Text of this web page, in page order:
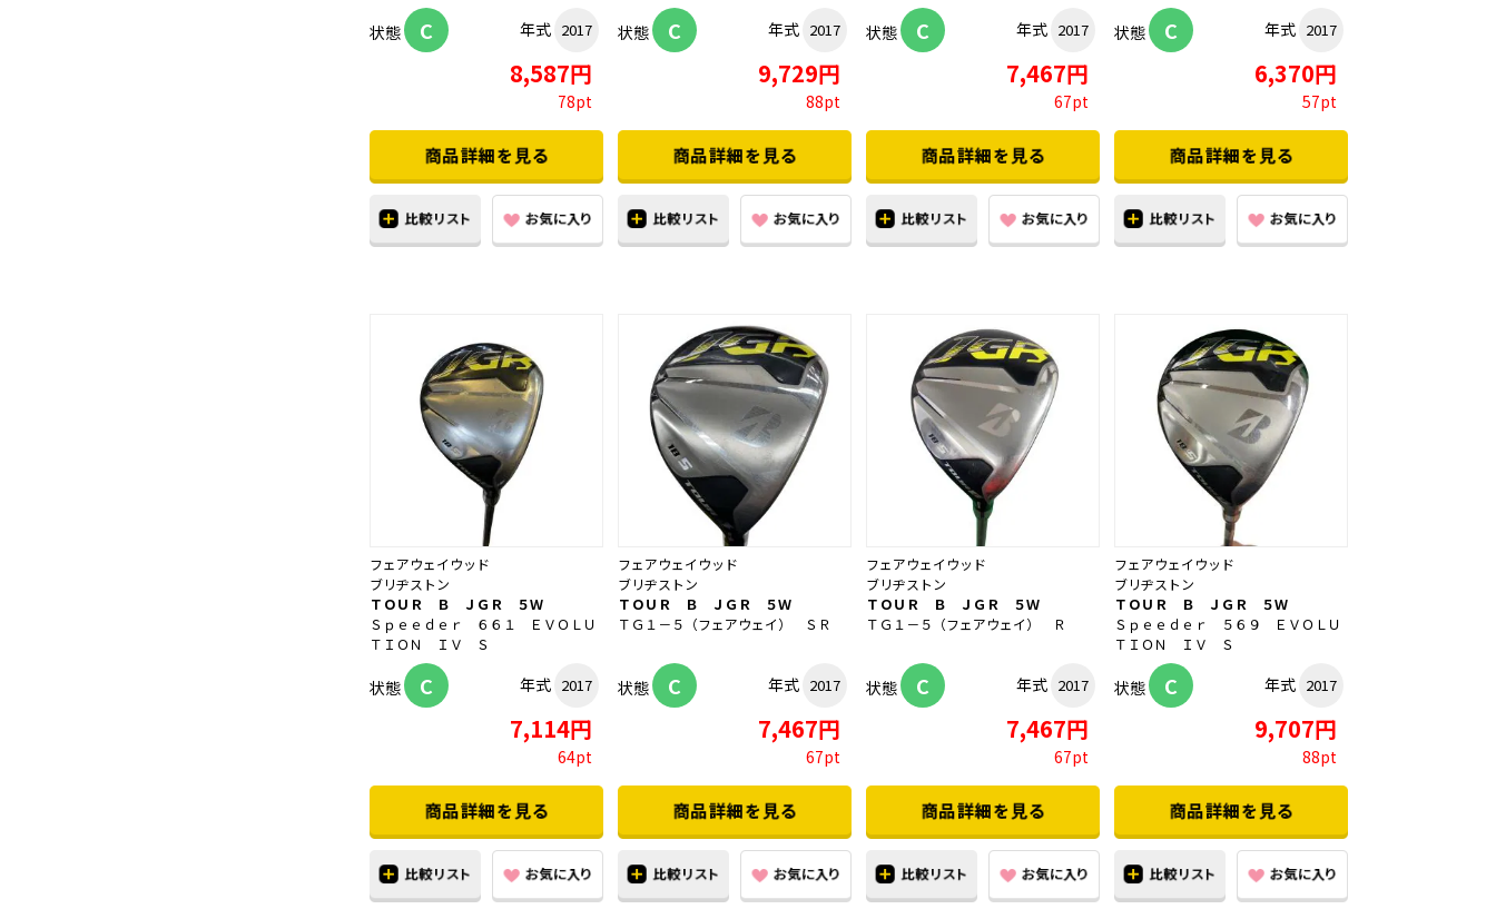
状態 C 年式 2017
8,587円
78pt
状態 C 年式 2017
9,729円
88pt
状態 C 年式 2017
7,467円
67pt
状態 C 年式 2017
6,370円
57pt
フェアウェイウッド
ブリヂストン
ＴＯＵＲ Ｂ ＪＧＲ ５Ｗ
Ｓｐｅｅｄｅｒ ６６１ ＥＶＯＬＵ
ＴＩＯＮ ＩＶ Ｓ
状態 C 年式 2017
7,114円
64pt
フェアウェイウッド
ブリヂストン
ＴＯＵＲ Ｂ ＪＧＲ ５Ｗ
ＴＧ１－５（フェアウェイ） ＳＲ
状態 C 年式 2017
7,467円
67pt
フェアウェイウッド
ブリヂストン
ＴＯＵＲ Ｂ ＪＧＲ ５Ｗ
ＴＧ１－５（フェアウェイ） Ｒ
状態 C 年式 2017
7,467円
67pt
フェアウェイウッド
ブリヂストン
ＴＯＵＲ Ｂ ＪＧＲ ５Ｗ
Ｓｐｅｅｄｅｒ ５６９ ＥＶＯＬＵ
ＴＩＯＮ ＩＶ Ｓ
状態 C 年式 2017
9,707円
88pt